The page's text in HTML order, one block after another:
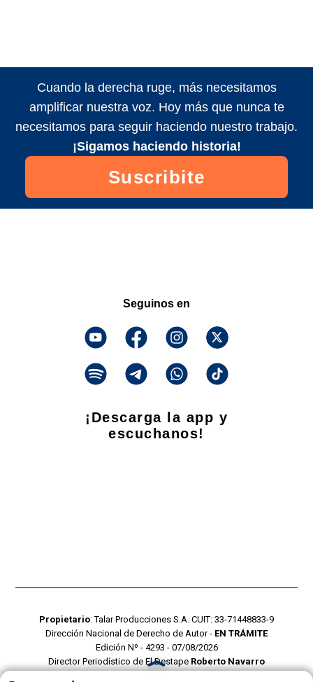
Cuando la derecha ruge, más necesitamos
amplificar nuestra voz. Hoy más que nunca te
necesitamos para seguir haciendo nuestro trabajo.
¡Sigamos haciendo historia!
Suscribite
Seguinos en
¡Descarga la app y
escuchanos!
Propietario: Talar Producciones S.A. CUIT: 33-71448833-9
Dirección Nacional de Derecho de Autor - EN TRÁMITE
Edición Nº - 4293 - 07/08/2026
Director Periodístico de El Destape Roberto Navarro